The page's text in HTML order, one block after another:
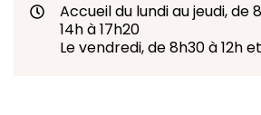
Accueil du lundi au jeudi, de
14h à 17h20
Le vendredi, de 8h30 à 12h